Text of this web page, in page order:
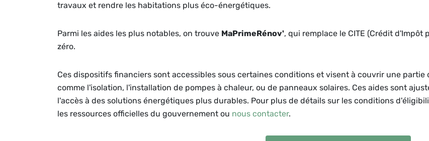
travaux et rendre les habitations plus éco-énergétiques.
Parmi les aides les plus notables, on trouve MaPrimeRénov', qui remplace le CITE (Crédit
zéro.
Ces dispositifs financiers sont accessibles sous certaines conditions et visent à couvrir une
comme l'isolation, l'installation de pompes à chaleur, ou de panneaux solaires. Ces aides sont
l'accès à des solutions énergétiques plus durables. Pour plus de détails sur les conditions
les ressources officielles du gouvernement ou nous contacter.